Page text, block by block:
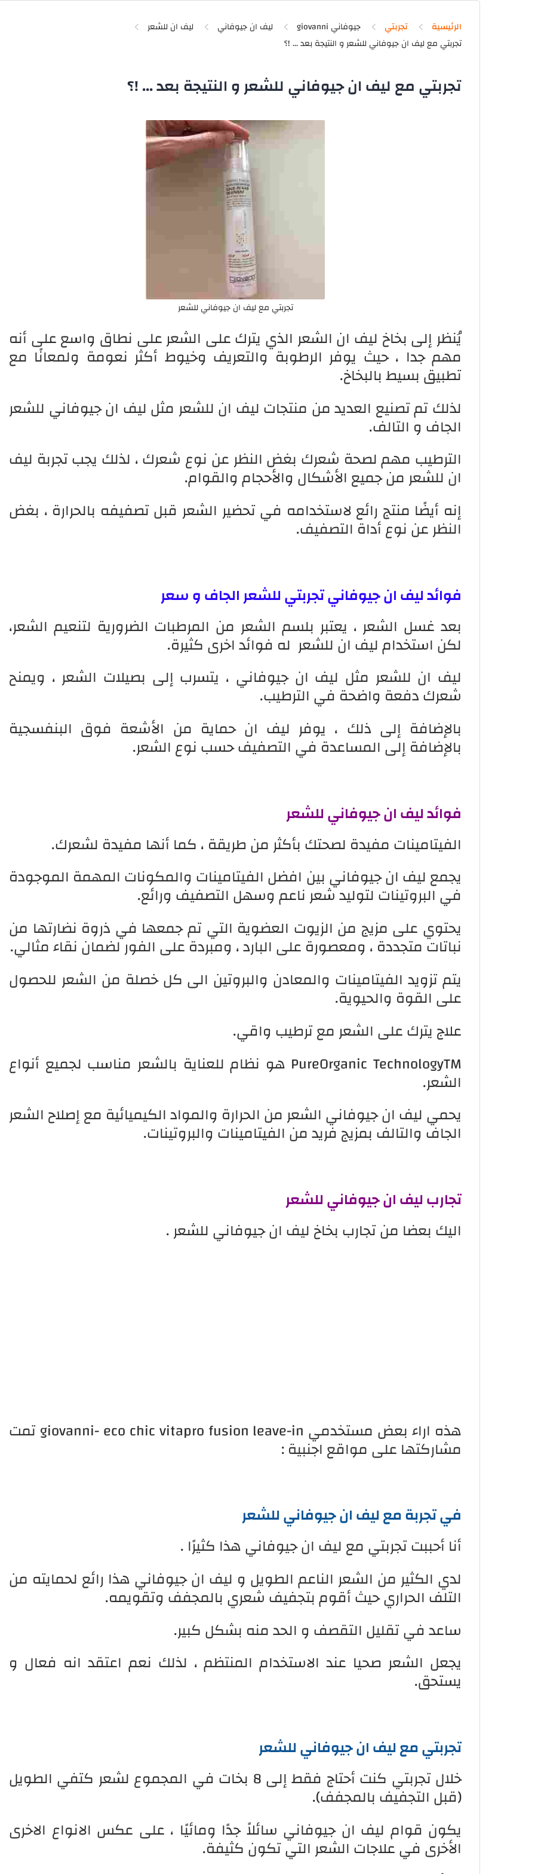
الرئيسية تجربتي جيوفاني giovanni ليف ان جيوفاني ليف ان للشعر
تجربتي مع ليف ان جيوفاني للشعر و النتيجة بعد ... !؟
تجربتي مع ليف ان جيوفاني للشعر
يُنظر إلى بخاخ ليف ان الشعر الذي يترك على الشعر على نطاق واسع على أنه
مهم جدا ، حيث يوفر الرطوبة والتعريف وخيوط أكثر نعومة ولمعانًا مع
تطبيق بسيط بالبخاخ.
لذلك تم تصنيع العديد من منتجات ليف ان للشعر مثل ليف ان جيوفاني للشعر
الجاف و التالف.
الترطيب مهم لصحة شعرك بغض النظر عن نوع شعرك ، لذلك يجب تجربة ليف
ان للشعر من جميع الأشكال والأحجام والقوام.
إنه أيضًا منتج رائع لاستخدامه في تحضير الشعر قبل تصفيفه بالحرارة ، بغض
النظر عن نوع أداة التصفيف.
فوائد ليف ان جيوفاني تجربتي للشعر الجاف و سعر
بعد غسل الشعر ، يعتبر بلسم الشعر من المرطبات الضرورية لتنعيم الشعر،
لكن استخدام ليف ان للشعر له فوائد اخرى كثيرة.
ليف ان للشعر مثل ليف ان جيوفاني ، يتسرب إلى بصيلات الشعر ، ويمنح
شعرك دفعة واضحة في الترطيب.
بالإضافة إلى ذلك ، يوفر ليف ان حماية من الأشعة فوق البنفسجية
بالإضافة إلى المساعدة في التصفيف حسب نوع الشعر.
فوائد ليف ان جيوفاني للشعر
الفيتامينات مفيدة لصحتك بأكثر من طريقة ، كما أنها مفيدة لشعرك.
يجمع ليف ان جيوفاني بين افضل الفيتامينات والمكونات المهمة الموجودة
في البروتينات لتوليد شعر ناعم وسهل التصفيف ورائع.
يحتوي على مزيج من الزيوت العضوية التي تم جمعها في ذروة نضارتها من
نباتات متجددة ، ومعصورة على البارد ، ومبردة على الفور لضمان نقاء مثالي.
يتم تزويد الفيتامينات والمعادن والبروتين الى كل خصلة من الشعر للحصول
على القوة والحيوية.
علاج يترك على الشعر مع ترطيب واقي.
PureOrganic TechnologyTM هو نظام للعناية بالشعر مناسب لجميع أنواع
الشعر.
يحمي ليف ان جيوفاني الشعر من الحرارة والمواد الكيميائية مع إصلاح الشعر
الجاف والتالف بمزيج فريد من الفيتامينات والبروتينات.
تجارب ليف ان جيوفاني للشعر
اليك بعضا من تجارب بخاخ ليف ان جيوفاني للشعر .
هذه اراء بعض مستخدمي giovanni- eco chic vitapro fusion leave-inتمت
مشاركتها على مواقع اجنبية :
في تجربة مع ليف ان جيوفاني للشعر
أنا أحببت تجربتي مع ليف ان جيوفاني هذا كثيرًا .
لدي الكثير من الشعر الناعم الطويل و ليف ان جيوفاني هذا رائع لحمايته من
التلف الحراري حيث أقوم بتجفيف شعري بالمجفف وتقويمه.
ساعد في تقليل التقصف و الحد منه بشكل كبير.
يجعل الشعر صحيا عند الاستخدام المنتظم ، لذلك نعم اعتقد انه فعال و
يستحق.
تجربتي مع ليف ان جيوفاني للشعر
خلال تجربتي كنت أحتاج فقط إلى 8 بخات في المجموع لشعر كتفي الطويل
(قبل التجفيف بالمجفف).
يكون قوام ليف ان جيوفاني سائلاً جدًا ومائيًا ، على عكس الانواع الاخرى
الأخرى في علاجات الشعر التي تكون كثيفة.